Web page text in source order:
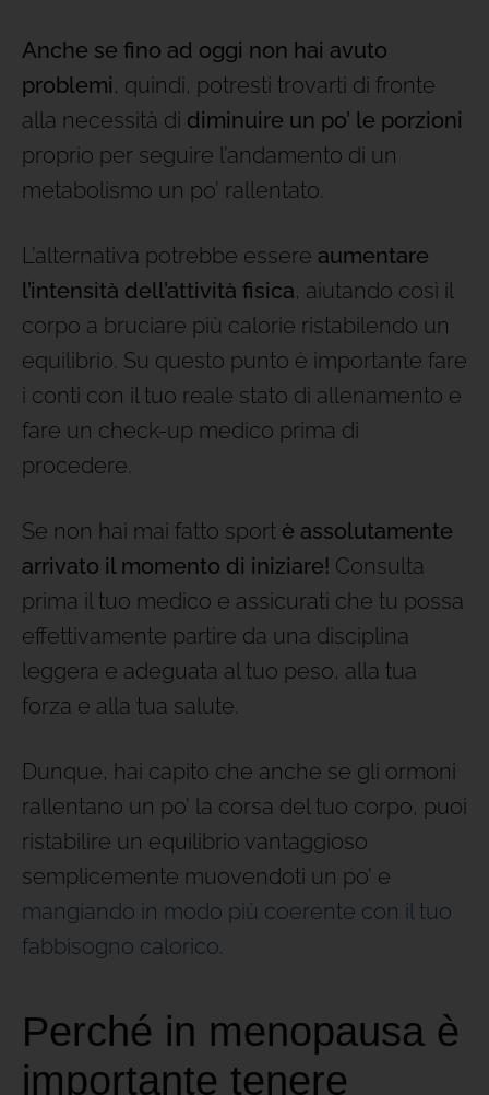
Anche se fino ad oggi non hai avuto
problemi, quindi, potresti trovarti di fronte
alla necessità di diminuire un po’ le porzioni
proprio per seguire l’andamento di un
metabolismo un po’ rallentato.
L’alternativa potrebbe essere aumentare
l’intensità dell’attività fisica, aiutando così il
corpo a bruciare più calorie ristabilendo un
equilibrio. Su questo punto è importante fare
i conti con il tuo reale stato di allenamento e
fare un check-up medico prima di
procedere.
Se non hai mai fatto sport è assolutamente
arrivato il momento di iniziare! Consulta
prima il tuo medico e assicurati che tu possa
effettivamente partire da una disciplina
leggera e adeguata al tuo peso, alla tua
forza e alla tua salute.
Dunque, hai capito che anche se gli ormoni
rallentano un po’ la corsa del tuo corpo, puoi
ristabilire un equilibrio vantaggioso
semplicemente muovendoti un po’ e
mangiando in modo più coerente con il tuo
fabbisogno calorico.
Perché in menopausa è
importante tenere